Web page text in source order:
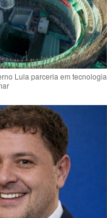
Lula parceria em tecnologia